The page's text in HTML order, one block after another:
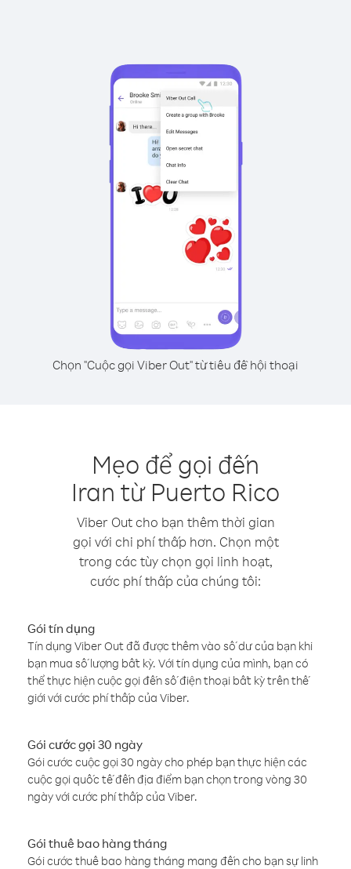
Chọn "Cuộc gọi Viber Out" từ tiêu đề hội thoại
Mẹo để gọi đến
Iran từ Puerto Rico
Viber Out cho bạn thêm thời gian
gọi với chi phí thấp hơn. Chọn một
trong các tùy chọn gọi linh hoạt,
cước phí thấp của chúng tôi:
Gói tín dụng
Tín dụng Viber Out đã được thêm vào số dư của bạn khi
bạn mua số lượng bất kỳ. Với tín dụng của mình, bạn có
thể thực hiện cuộc gọi đến số điện thoại bất kỳ trên thế
giới với cước phí thấp của Viber.
Gói cước gọi 30 ngày
Gói cước cuộc gọi 30 ngày cho phép bạn thực hiện các
cuộc gọi quốc tế đến địa điểm bạn chọn trong vòng 30
ngày với cước phí thấp của Viber.
Gói thuê bao hàng tháng
Gói cước thuê bao hàng tháng mang đến cho bạn sự linh